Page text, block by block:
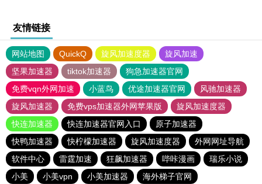
友情链接
网站地图 QuickQ 旋风加速度器
旋风加速
坚果加速器
tiktok加速器
狗急加速器官网
免费vqn外网加速
小蓝鸟 优途加速器官网
风驰加速器
旋风加速器
免费vps加速器外网苹果版
旋风加速度器
快连加速器
快连加速器官网入口
原子加速器
快鸭加速器
快柠檬加速器 旋风加速度器
外网网址导航
软件中心
雷霆加速 狂飙加速器 哔咔漫画
瑞乐小说
小美
小美vpn 小美加速器
海外梯子官网